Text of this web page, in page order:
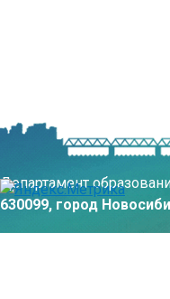
Департамент
630099, город